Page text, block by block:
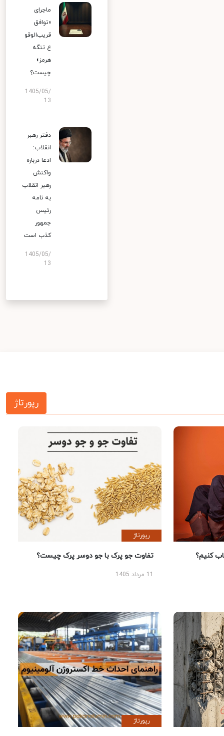
ماجرای
«توافق
قریب‌الوقو
ع تنگه
هرمز»
چیست؟
1405/05/
13
دفتر رهبر
انقلاب:
ادعا درباره
واکنش
رهبر انقلاب
به نامه
رئیس
جمهور
کذب است
1405/05/
13
رپورتاژ
کنیم؟
رپورتاژ
تفاوت جو پرک با جو دوسر پرک چیست؟
رپورتاژ